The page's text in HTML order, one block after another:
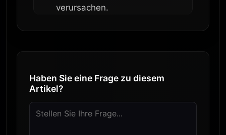
verursachen.
Haben Sie eine Frage zu diesem
Artikel?